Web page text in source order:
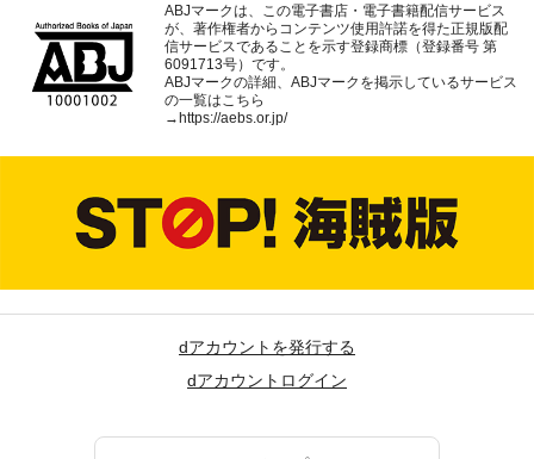
ABJマークは、この電子書店・電子書籍配信サービス
が、著作権者からコンテンツ使用許諾を得た正規版配
信サービスであることを示す登録商標（登録番号 第
6091713号）です。
ABJマークの詳細、ABJマークを掲示しているサービス
の一覧はこちら
→https://aebs.or.jp/
dアカウントを発行する
dアカウントログイン